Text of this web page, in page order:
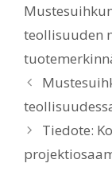
teollisuuden
Tiedote: